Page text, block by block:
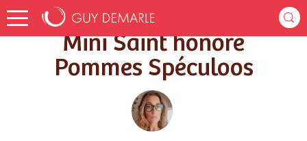
Accueil Recettes Mini Saint honoré Pommes Spéculoos
Mini Saint honoré
Pommes Spéculoos